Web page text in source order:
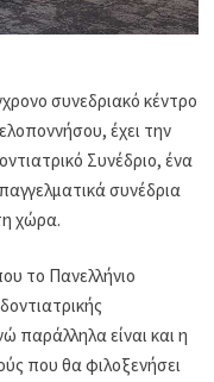
συνεδριακό κέντρο
έχει την
Συνέδριο, ένα
συνέδρια
χώρα.
το Πανελλήνιο
παράλληλα είναι και η
που θα φιλοξενήσει